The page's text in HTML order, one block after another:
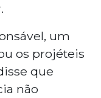
um
os projéteis
que
não